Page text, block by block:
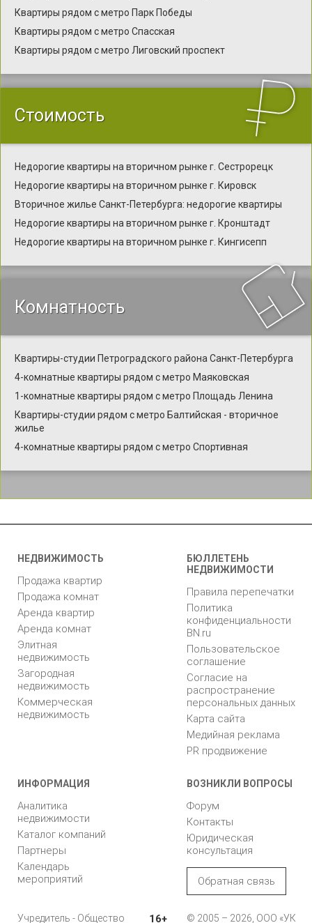
Квартиры рядом с метро Парк Победы
Квартиры рядом с метро Спасская
Квартиры рядом с метро Лиговский проспект
Стоимость
Недорогие квартиры на вторичном рынке г. Сестрорецк
Недорогие квартиры на вторичном рынке г. Кировск
Вторичное жилье Санкт-Петербурга: недорогие квартиры
Недорогие квартиры на вторичном рынке г. Кронштадт
Недорогие квартиры на вторичном рынке г. Кингисепп
Комнатность
Квартиры-студии Петроградского района Санкт-Петербурга
4-комнатные квартиры рядом с метро Маяковская
1-комнатные квартиры рядом с метро Площадь Ленина
Квартиры-студии рядом с метро Балтийская - вторичное
жилье
4-комнатные квартиры рядом с метро Спортивная
НЕДВИЖИМОСТЬ
Продажа квартир
Продажа комнат
Аренда квартир
Аренда комнат
Элитная
недвижимость
Загородная
недвижимость
Коммерческая
недвижимость
БЮЛЛЕТЕНЬ
НЕДВИЖИМОСТИ
Правила перепечатки
Политика
конфиденциальности
BN.ru
Пользовательское
соглашение
Согласие на
распространение
персональных данных
Карта сайта
Медийная реклама
PR продвижение
ИНФОРМАЦИЯ
Аналитика
недвижимости
Каталог компаний
Партнеры
Календарь
мероприятий
ВОЗНИКЛИ ВОПРОСЫ
Форум
Контакты
Юридическая
консультация
Обратная связь
Учредитель - Общество 16+ © 2005 – 2026, ООО «УК